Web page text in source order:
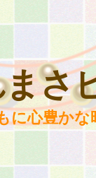
さ
に心豊か